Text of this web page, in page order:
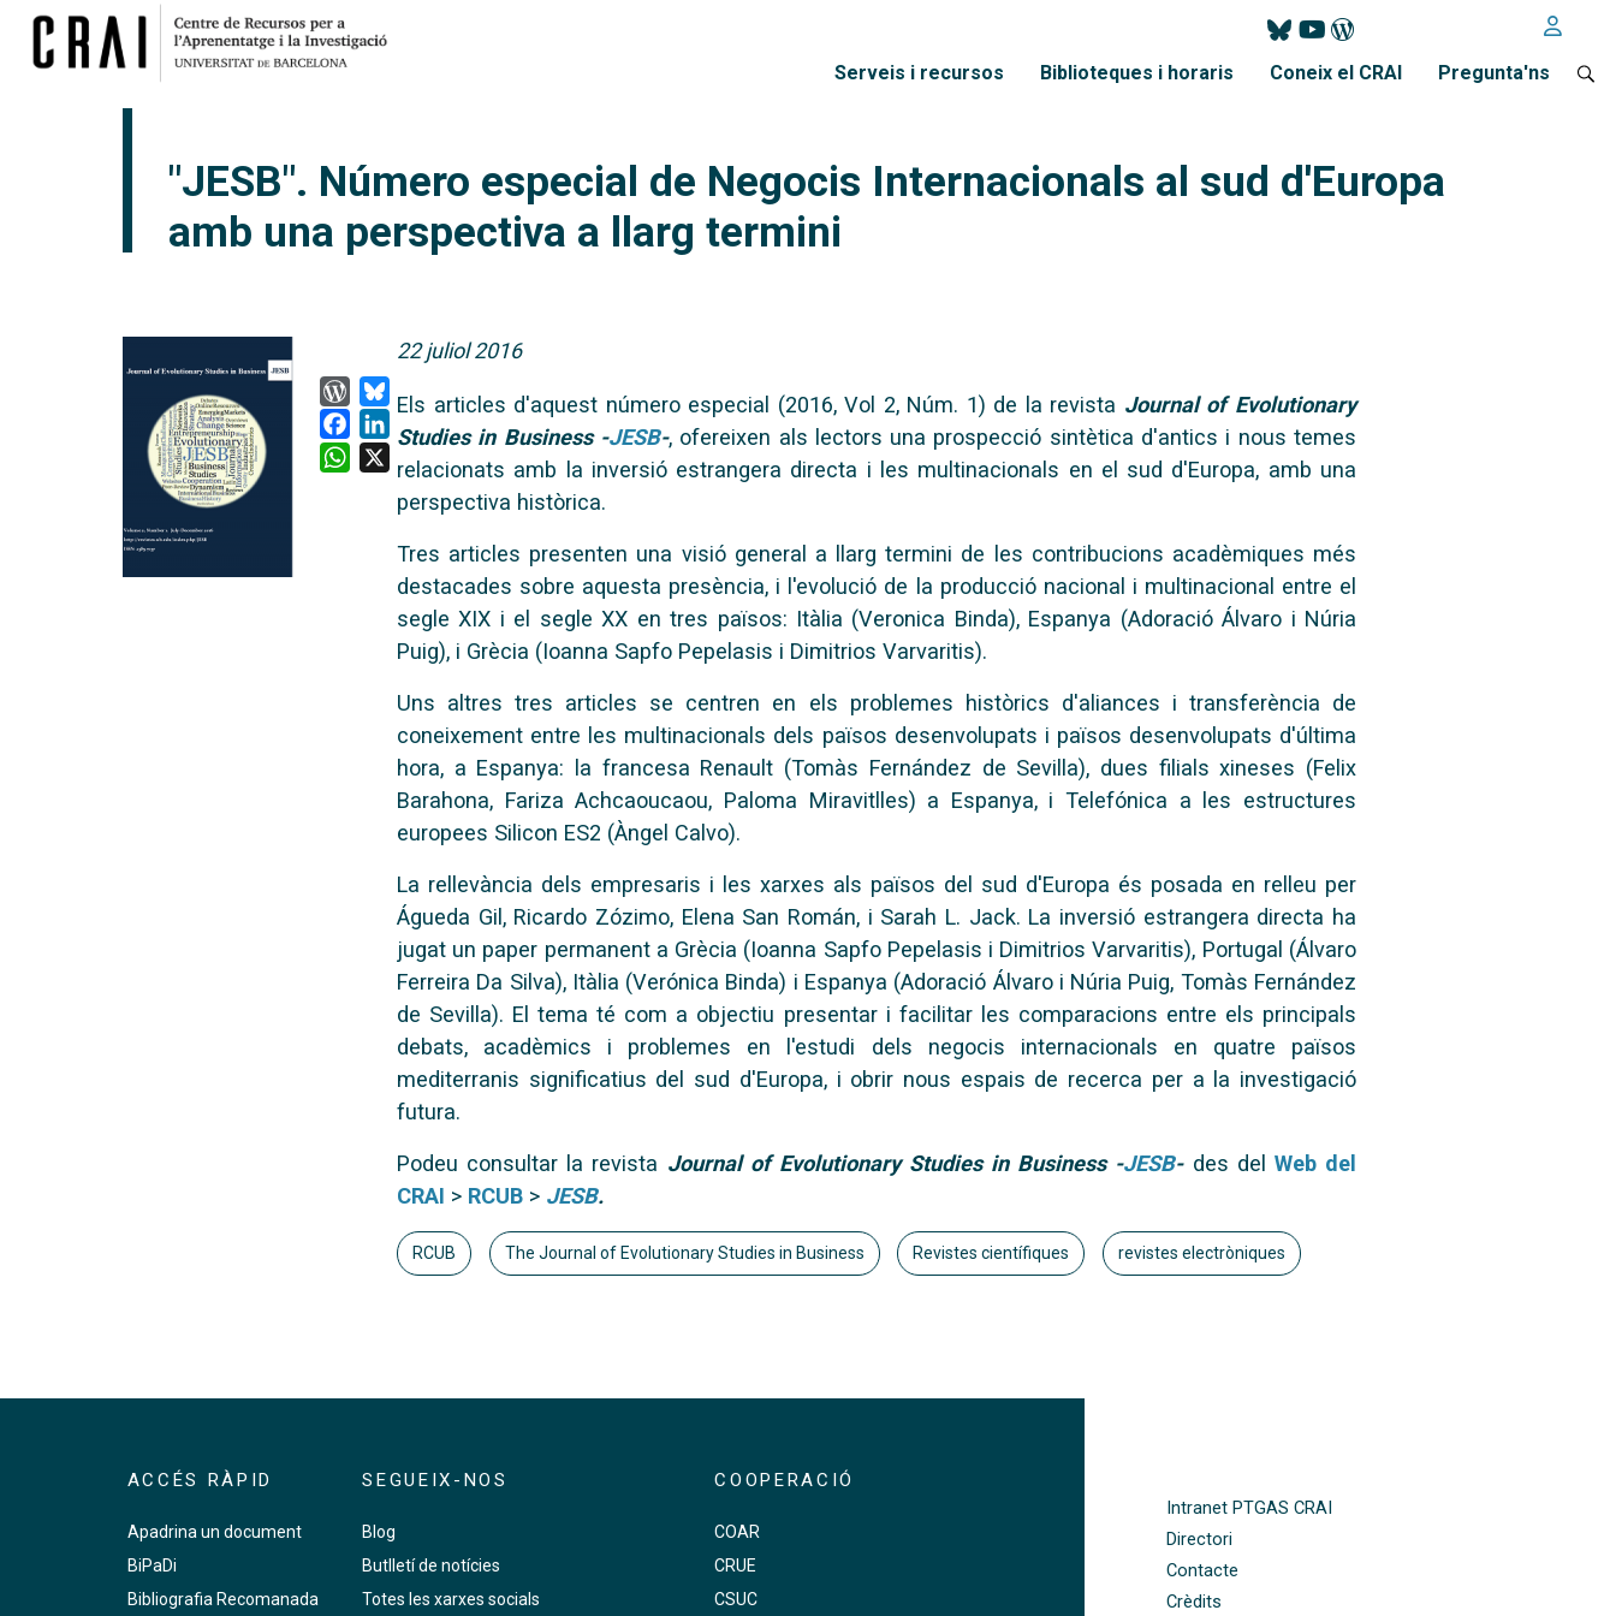
Menú principal
Serveis i recursos Biblioteques i horaris Coneix el CRAI Pregunta'ns
"JESB". Número especial de Negocis Internacionals al sud d'Europa
amb una perspectiva a llarg termini
WordPress
Facebook
LinkedIn
WhatsApp
22 juliol 2016
Els articles d'aquest número especial (2016, Vol 2, Núm. 1) de la revista Journal of Evolutionary
Studies in Business -JESB-, ofereixen als lectors una prospecció sintètica d'antics i nous temes
relacionats amb la inversió estrangera directa i les multinacionals en el
sud d'Europa, amb una
perspectiva històrica.
Tres articles presenten una visió general a llarg termini de les contribucions acadèmiques més
destacades sobre aquesta presència, i l'evolució de la producció nacional i multinacional entre el
segle XIX i el segle XX entres països: Itàlia (Veronica Binda), Espanya (Adoració Álvaro i Núria
Puig), i Grècia (Ioanna Sapfo Pepelasis i Dimitrios Varvaritis).
Uns altres tres articles se centren en els problemes històrics d'aliances i transferència de
coneixement entre les multinacionals dels països desenvolupats i països desenvolupats d'última
hora, a Espanya:
la francesa Renault (Tomàs Fernández de Sevilla), dues filials xineses (Felix
Barahona, Fariza Achcaoucaou, Paloma Miravitlles) a Espanya, iTelefónica a les estructures
europees Silicon ES2 (Àngel Calvo).
La rellevància dels empresaris i les xarxes als països del sud d'Europa és posada en relleu per
Águeda Gil, Ricardo Zózimo, Elena San Román, i Sarah L. Jack. La inversió estrangera directa ha
jugat un paper permanent a Grècia (Ioanna Sapfo Pepelasis i Dimitrios Varvaritis), Portugal (Álvaro
Ferreira Da Silva), Itàlia (Verónica Binda) i Espanya (Adoració Álvaro i Núria Puig, Tomàs Fernández
de Sevilla). El tema té com a objectiu presentar i facilitar les comparacions entre els principals
debats, acadèmics i problemes en l'estudi dels negocis internacionals en quatre països
mediterranis significatius del sud d'Europa, i obrir nous espais de recerca per a la investigació
futura.
Podeu consultar la revista Journal of Evolutionary Studies in Business -JESB- des del Web del
CRAI > RCUB > JESB.
RCUB The Journal of Evolutionary Studies in Business Revistes científiques revistes electròniques
ACCÉS RÀPID
Apadrina un document
BiPaDi
Bibliografia Recomanada
SEGUEIX-NOS
Blog
Butlletí de notícies
Totes les xarxes socials
COOPERACIÓ
COAR
CRUE
CSUC
Intranet PTGAS CRAI
Directori
Contacte
Crèdits